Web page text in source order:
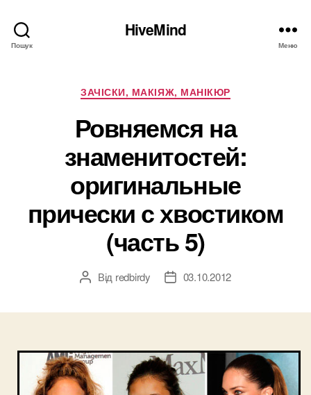
Пошук
HiveMind
Меню
Категорії
ЗАЧІСКИ, МАКІЯЖ, МАНІКЮР
Ровняемся на
знаменитостей:
оригинальные
прически с хвостиком
(часть 5)
Автор
Від redbirdy
Дата03.10.2012